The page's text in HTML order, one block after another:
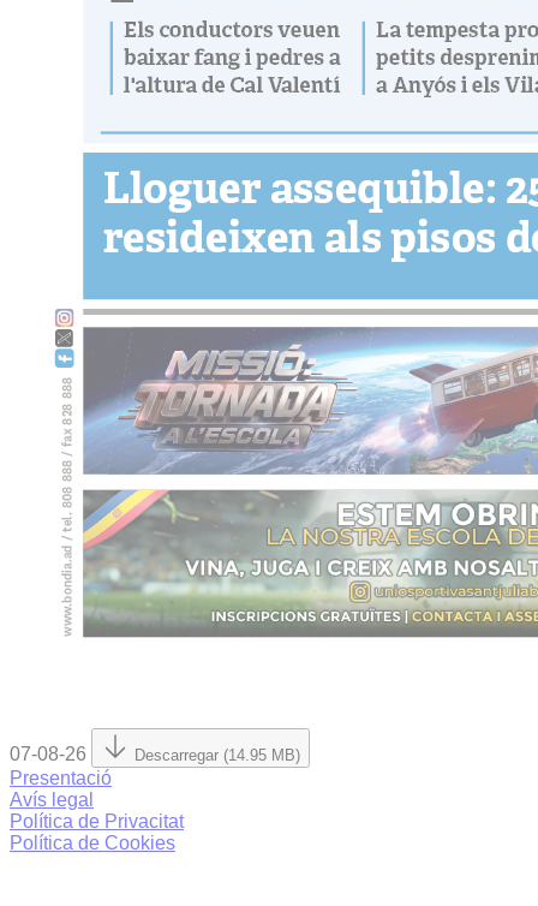
07-08-26 Descarregar (14.95 MB)
Presentació
Avís legal
Política de Privacitat
Política de Cookies